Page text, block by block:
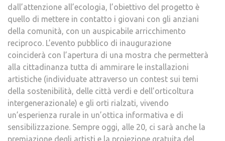
dall’attenzione all’ecologia, l’obiettivo del progetto è
quello di mettere in contatto i giovani con gli anziani
della comunità, con un auspicabile arricchimento
reciproco. L’evento pubblico di inaugurazione
coinciderà con l’apertura di una mostra che permetterà
alla cittadinanza tutta di ammirare le installazioni
artistiche (individuate attraverso un contest sui temi
della sostenibilità, delle città verdi e dell’orticoltura
intergenerazionale) e gli orti rialzati, vivendo
un’esperienza rurale in un’ottica informativa e di
sensibilizzazione. Sempre oggi, alle 20, ci sarà anche la
premiazione degli artisti e la proiezione gratuita del